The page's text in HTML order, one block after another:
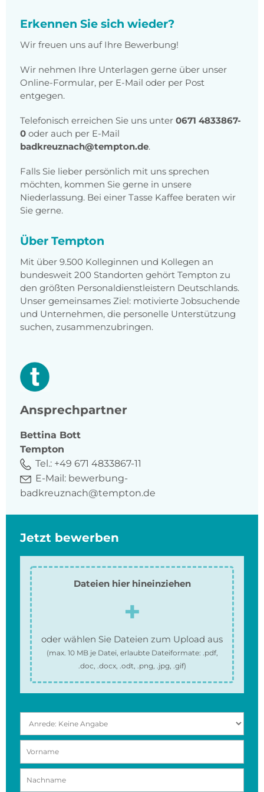
Erkennen Sie sich wieder?
Wir freuen uns auf Ihre Bewerbung!
Wir nehmen Ihre Unterlagen gerne über unser
Online-Formular, per E-Mail oder per Post
entgegen.
Telefonisch erreichen Sie uns unter 0671 4833867-
0 oder auch per E-Mail
badkreuznach@tempton.de.
Falls Sie lieber persönlich mit uns sprechen
möchten, kommen Sie gerne in unsere
Niederlassung. Bei einer Tasse Kaffee beraten wir
Sie gerne.
Über Tempton
Mit über 9.500 Kolleginnen und Kollegen an
bundesweit 200 Standorten gehört Tempton zu
den größten Personaldienstleistern Deutschlands.
Unser gemeinsames Ziel: motivierte Jobsuchende
und Unternehmen, die personelle Unterstützung
suchen, zusammenzubringen.
Ansprechpartner
Bettina Bott
Tempton
Tel.: +49 671 4833867-11
E-Mail: bewerbung-
badkreuznach@tempton.de
Jetzt bewerben
Dateien hier hineinziehen
oder wählen Sie Dateien zum Upload aus
(max. 10 MBje Datei, erlaubte Dateiformate: .pdf,
.doc, .docx, .odt, .png, .jpg, .gif)